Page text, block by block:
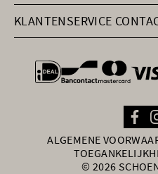
KLANTENSERVICE
general.paymentOptions
ALGEMENE
© 2026